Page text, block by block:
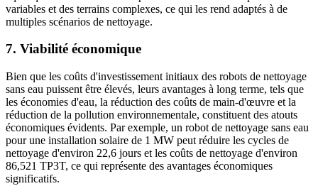
variables et des terrains complexes, ce qui les rend adaptés à de
multiples scénarios de nettoyage.
7. Viabilité économique
Bien que les coûts d'investissement initiaux des robots de nettoyage
sans eau puissent être élevés, leurs avantages à long terme, tels que
les économies d'eau, la réduction des coûts de main-d'œuvre et la
réduction de la pollution environnementale, constituent des atouts
économiques évidents. Par exemple, un robot de nettoyage sans eau
pour une installation solaire de 1 MW peut réduire les cycles de
nettoyage d'environ 22,6 jours et les coûts de nettoyage d'environ
86,521 TP3T, ce qui représente des avantages économiques
significatifs.